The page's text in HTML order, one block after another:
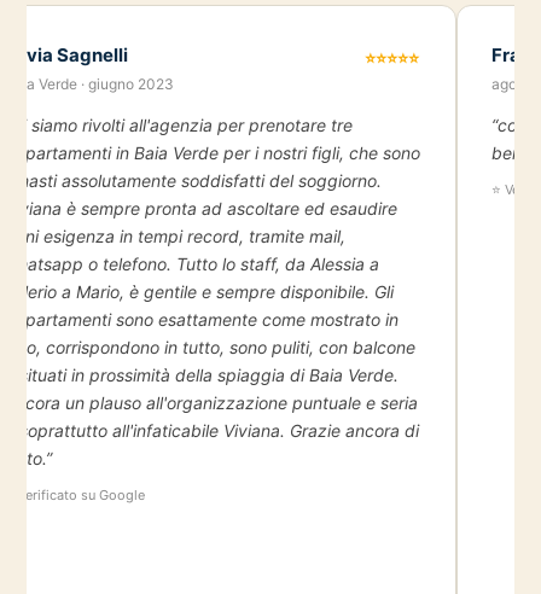
Silvia Sagnelli
Baia Verde · giugno 2023
⭐⭐⭐⭐⭐
“Ci siamo rivolti all'agenzia per prenotare tre
appartamenti in Baia Verde per i nostri figli, che sono
rimasti assolutamente soddisfatti del soggiorno.
Viviana è sempre pronta ad ascoltare ed esaudire
ogni esigenza in tempi record, tramite mail,
whatsapp o telefono. Tutto lo staff, da Alessia a
Valerio a Mario, è gentile e sempre disponibile. Gli
appartamenti sono esattamente come mostrato in
foto, corrispondono in tutto, sono puliti, con balcone
e situati in prossimità della spiaggia di Baia Verde.
Ancora un plauso all'organizzazione puntuale e seria
e soprattutto all'infaticabile Viviana. Grazie ancora di
tutto.”
⭐ Verificato su Google
⭐